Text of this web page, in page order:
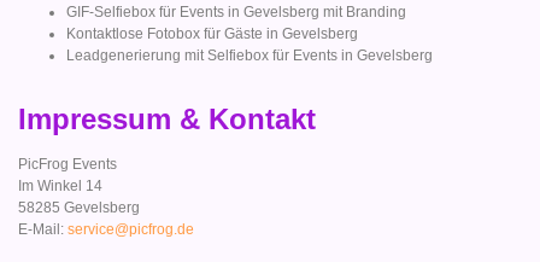
GIF-Selfiebox für Events in Gevelsberg mit Branding
Kontaktlose Fotobox für Gäste in Gevelsberg
Leadgenerierung mit Selfiebox für Events in Gevelsberg
Impressum & Kontakt
PicFrog Events
Im Winkel 14
58285 Gevelsberg
E-Mail: service@picfrog.de